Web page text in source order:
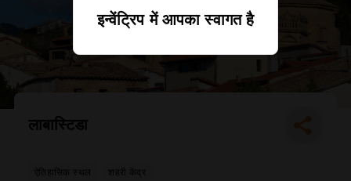
लाबास्टिडा
ऐतिहासिक स्थल शहरी केंद्र
इन्वेंट्रिप में आपका स्वागत है